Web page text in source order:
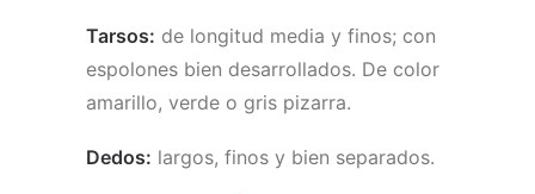
Tarsos: de longitud media y finos; con
espolones bien desarrollados. De color
amarillo, verde o gris pizarra.
Dedos: largos, finos y bien separados.